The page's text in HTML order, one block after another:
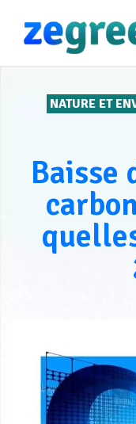
NATURE ET
Baisse